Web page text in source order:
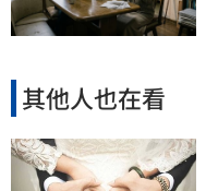
其他人也在看